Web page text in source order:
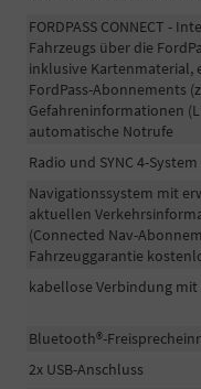
FORDPASS CONNECT -
Fahrzeugs über die
inklusive
FordPass-Abonnements
Gefahreninformationen
automatische Notrufe
Radio und SYNC 4-
Navigationssystem mit
aktuellen
(Connected Nav-
Fahrzeuggarantie
kabellose Verbindung
Bluetooth®-
2x USB-Anschluss